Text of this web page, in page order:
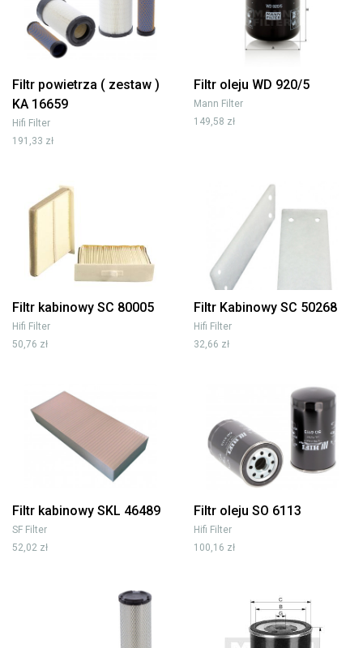
Filtr powietrza ( zestaw )
KA 16659
Hifi Filter
191,33 zł
Filtr oleju WD 920/5
Mann Filter
149,58 zł
Filtr kabinowy SC 80005
Hifi Filter
50,76 zł
Filtr Kabinowy SC 50268
Hifi Filter
32,66 zł
Filtr kabinowy SKL 46489
SF Filter
52,02 zł
Filtr oleju SO 6113
Hifi Filter
100,16 zł